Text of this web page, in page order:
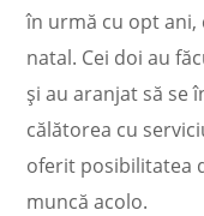
în urmă cu opt
natal. Cei doi au
și au aranjat să se
călătorea cu
oferit posibilitatea
muncă acolo.